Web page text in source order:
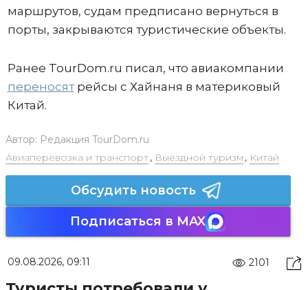
маршрутов, судам предписано вернуться в
порты, закрываются туристические объекты.
Ранее TourDom.ru писал, что авиакомпании
переносятрейсы с Хайнаня в материковый
Китай.
Автор: Редакция TourDom.ru
Авиаперевозка и транспорт, Выездной туризм , Китай
Обсудить новость
Подписаться в MAX
09.08.2026, 09:11 2101